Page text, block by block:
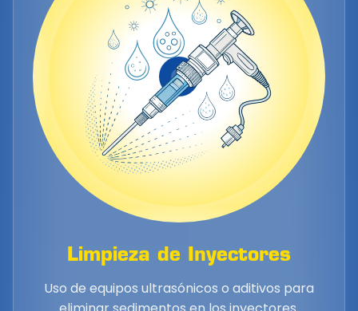
Limpieza de Inyectores
Uso de equipos ultrasónicos o aditivos para